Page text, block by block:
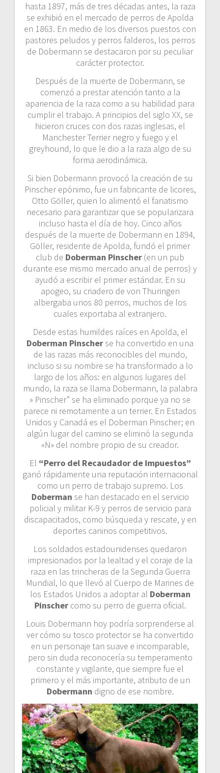
hasta 1897, más de tres décadas antes, la raza
se exhibió en el mercado de perros de Apolda
en 1863. En medio de los diversos puestos con
pastores peludos y perros falderos, los perros
de Dobermann se destacaron por su peculiar
carácter protector.
Después de la muerte de Dobermann, se
comenzó a prestar atención tanto a la
apariencia de la raza como a su habilidad para
cumplir el trabajo. A principios del siglo XX, se
hicieron cruces con dos razas inglesas, el
Manchester Terrier negro y fuego y el
greyhound, lo que le dio a la raza algo de su
forma aerodinámica.
Si bien Dobermann provocó la creación de su
Pinscher epónimo, fue un fabricante de licores,
Otto Göller, quien lo alimentó el fanatismo
necesario para garantizar que se popularizara
incluso hasta el día de hoy. Cinco años
después de la muerte de Dobermann en 1894,
Göller, residente de Apolda, fundó el primer
club de Doberman Pinscher (en un pub
durante ese mismo mercado anual de perros) y
ayudó a escribir el primer estándar. En su
apogeo, su criadero de von Thuringen
albergaba unos 80 perros, muchos de los
cuales exportaba al extranjero.
Desde estas humildes raíces en Apolda, el
Doberman Pinscher se ha convertido en una
de las razas más reconocibles del mundo,
incluso si su nombre se ha transformado a lo
largo de los años: en algunos lugares del
mundo, la raza se llama Dobermann, la palabra
» Pinscher” se ha eliminado porque ya no se
parece ni remotamente a un terrier. En Estados
Unidos y Canadá es el Doberman Pinscher; en
algún lugar del camino se eliminó la segunda
«N» del nombre propio de su creador.
El “Perro del Recaudador de Impuestos”
ganó rápidamente una reputación internacional
como un perro de trabajo supremo. Los
Doberman se han destacado en el servicio
policial y militar K-9 y perros de servicio para
discapacitados, como búsqueda y rescate, y en
deportes caninos competitivos.
Los soldados estadounidenses quedaron
impresionados por la lealtad y el coraje de la
raza en las trincheras de la Segunda Guerra
Mundial, lo que llevó al Cuerpo de Marines de
los Estados Unidos a adoptar al Doberman
Pinscher como su perro de guerra oficial.
Louis Dobermann hoy podría sorprenderse al
ver cómo su tosco protector se ha convertido
en un personaje tan suave e incomparable,
pero sin duda reconocería su temperamento
constante y vigilante, que siempre fue el
primero y el más importante, atributo de un
Dobermann digno de ese nombre.